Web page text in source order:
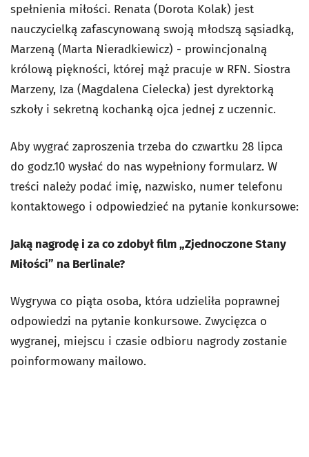
spełnienia miłości. Renata (Dorota Kolak) jest
nauczycielką zafascynowaną swoją młodszą sąsiadką,
Marzeną (Marta Nieradkiewicz) - prowincjonalną
królową piękności, której mąż pracuje w RFN. Siostra
Marzeny, Iza (Magdalena Cielecka) jest dyrektorką
szkoły i sekretną kochanką ojca jednej z uczennic.
Aby wygrać zaproszenia trzeba do czwartku 28 lipca
do godz.10 wysłać do nas wypełniony formularz. W
treści należy podać imię, nazwisko, numer telefonu
kontaktowego i odpowiedzieć na pytanie konkursowe:
Jaką nagrodę i za co zdobył film „Zjednoczone Stany
Miłości” na Berlinale?
Wygrywa co piąta osoba, która udzieliła poprawnej
odpowiedzi na pytanie konkursowe. Zwycięzca o
wygranej, miejscu i czasie odbioru nagrody zostanie
poinformowany mailowo.